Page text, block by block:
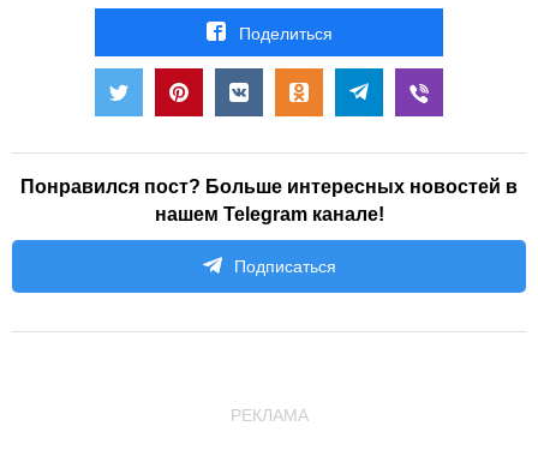
Поделиться
Понравился пост? Больше интересных новостей в
нашем Telegram канале!
Подписаться
РЕКЛАМА